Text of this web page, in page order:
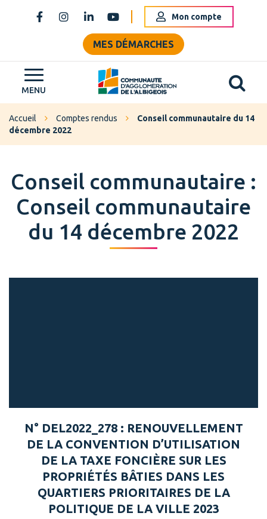
Lien vers le compte Facebook
Lien vers le compte Instagram
Lien vers le compte Linkedin
Lien vers la chaîne Youtube
Mon compte
MES DÉMARCHES
MENU Grand Albigeois
Accueil Comptes rendus
Conseil communautaire du 14
décembre 2022
Conseil communautaire :
Conseil communautaire
du 14 décembre 2022
N° DEL2022_278 : RENOUVELLEMENT
DE LA CONVENTION D’UTILISATION
DE LA TAXE FONCIÈRE SUR LES
PROPRIÉTÉS BÂTIES DANS LES
QUARTIERS PRIORITAIRES DE LA
POLITIQUE DE LA VILLE 2023